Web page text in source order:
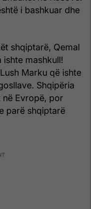
i bashkuar dhe
shqiptarë, Qemal
ishte mashkull!
Marku që ishte
Shqipëria
në Evropë, por
parë shqiptarë